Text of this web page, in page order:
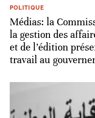
POLITIQUE
Médias: la
la gestion des
et de l’édition
travail au